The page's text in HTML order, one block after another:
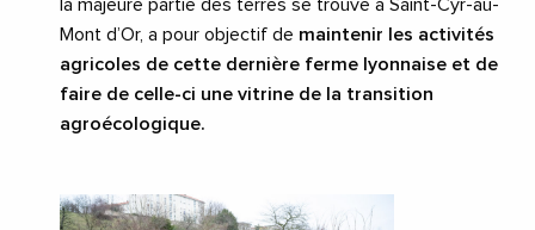
la majeure partie des terres se trouve à Saint-Cyr-au-
Mont d’Or, a pour objectif de maintenir les activités
agricoles de cette dernière ferme lyonnaise et de
faire de celle-ci une vitrine de la transition
agroécologique.